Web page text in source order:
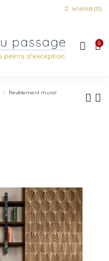
Wishlist (0)
0
Revêtement mural